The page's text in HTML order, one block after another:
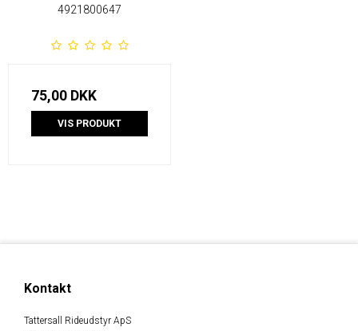
4921800647
75,00 DKK
VIS PRODUKT
Kontakt
Tattersall Rideudstyr ApS